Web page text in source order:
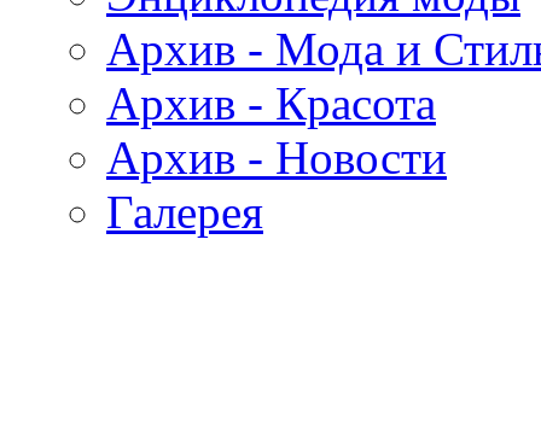
Архив - Мода и
Архив - Красота
Архив - Новости
Галерея